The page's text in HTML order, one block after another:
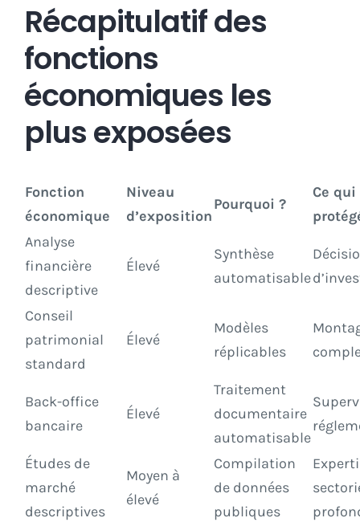
Récapitulatif des
fonctions
économiques les
plus exposées
Fonction
économique
Niveau
d’exposition
Pourquoi ?
Ce
Analyse
financière
descriptive
Élevé
Synthèse
automatisable
Conseil
patrimonial
standard
Élevé
Modèles
réplicables
Back-office
bancaire
Élevé
Traitement
documentaire
automatisable
Études de
marché
descriptives
Moyen à
élevé
Compilation
de données
publiques